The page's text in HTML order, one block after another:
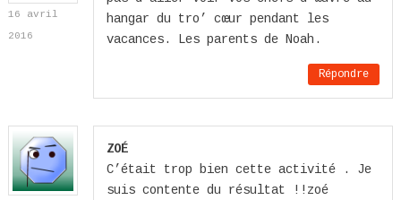
16 avril
2016
hangar du tro’ cœur pendant les
vacances. Les parents de Noah.
Répondre
ZOÉ
C’était trop bien cette activité . Je
suis contente du résultat !!zoé